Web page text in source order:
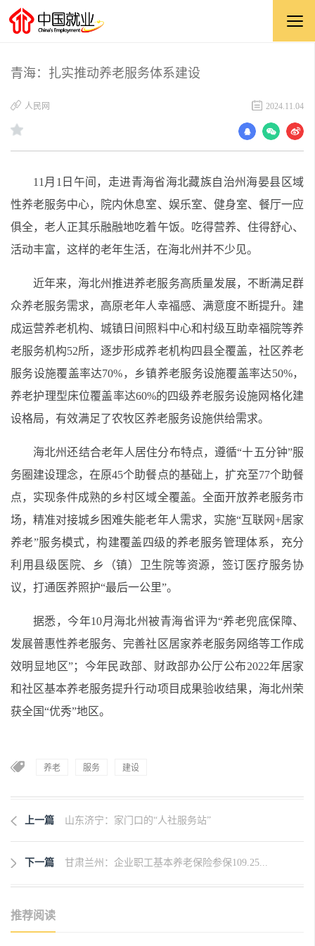
青海：扎实推动养老服务体系建设
​人民网 2024.11.04
11月1日午间，走进青海省海北藏族自治州海晏县区域
性养老服务中心，院内休息室、娱乐室、健身室、餐厅一应
俱全，老人正其乐融融地吃着午饭。吃得营养、住得舒心、
活动丰富，这样的老年生活，在海北州并不少见。
近年来，海北州推进养老服务高质量发展，不断满足群
众养老服务需求，高原老年人幸福感、满意度不断提升。建
成运营养老机构、城镇日间照料中心和村级互助幸福院等养
老服务机构52所，逐步形成养老机构四县全覆盖，社区养老
服务设施覆盖率达70%，乡镇养老服务设施覆盖率达50%，
养老护理型床位覆盖率达60%的四级养老服务设施网格化建
设格局，有效满足了农牧区养老服务设施供给需求。
海北州还结合老年人居住分布特点，遵循“十五分钟”服
务圈建设理念，在原45个助餐点的基础上，扩充至77个助餐
点，实现条件成熟的乡村区域全覆盖。全面开放养老服务市
场，精准对接城乡困难失能老年人需求，实施“互联网+居家
养老”服务模式，构建覆盖四级的养老服务管理体系，充分
利用县级医院、乡（镇）卫生院等资源，签订医疗服务协
议，打通医养照护“最后一公里”。
据悉，今年10月海北州被青海省评为“养老兜底保障、
发展普惠性养老服务、完善社区居家养老服务网络等工作成
效明显地区”；今年民政部、财政部办公厅公布2022年居家
和社区基本养老服务提升行动项目成果验收结果，海北州荣
获全国“优秀”地区。
养老 服务 建设
上一篇 山东济宁：家门口的“人社服务站”
下一篇 甘肃兰州：企业职工基本养老保险参保109.25...
推荐阅读